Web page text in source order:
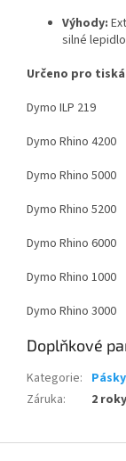
Výhody:
silné
Určeno pro
Dymo ILP 219
Dymo Rhino 4200
Dymo Rhino 5000
Dymo Rhino 5200
Dymo Rhino 6000
Dymo Rhino 1000
Dymo Rhino 3000
Doplňkové
Kategorie:
Záruka: 2 roky